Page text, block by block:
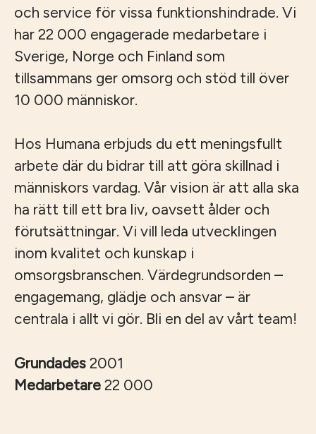
och service för vissa funktionshindrade. Vi
har 22 000 engagerade medarbetare i
Sverige, Norge och Finland som
tillsammans ger omsorg och stöd till över
10 000 människor.
Hos Humana erbjuds du ett meningsfullt
arbete där du bidrar till att göra skillnad i
människors vardag. Vår vision är att alla ska
ha rätt till ett bra liv, oavsett ålder och
förutsättningar. Vi vill leda utvecklingen
inom kvalitet och kunskap i
omsorgsbranschen. Värdegrundsorden –
engagemang, glädje och ansvar – är
centrala i allt vi gör. Bli en del av vårt team!
Grundades 2001
Medarbetare 22 000